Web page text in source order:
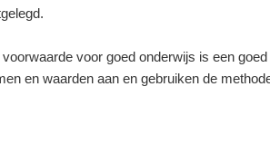
voorwaarde voor goed onderwijs is een
en waarden aan en gebruiken de